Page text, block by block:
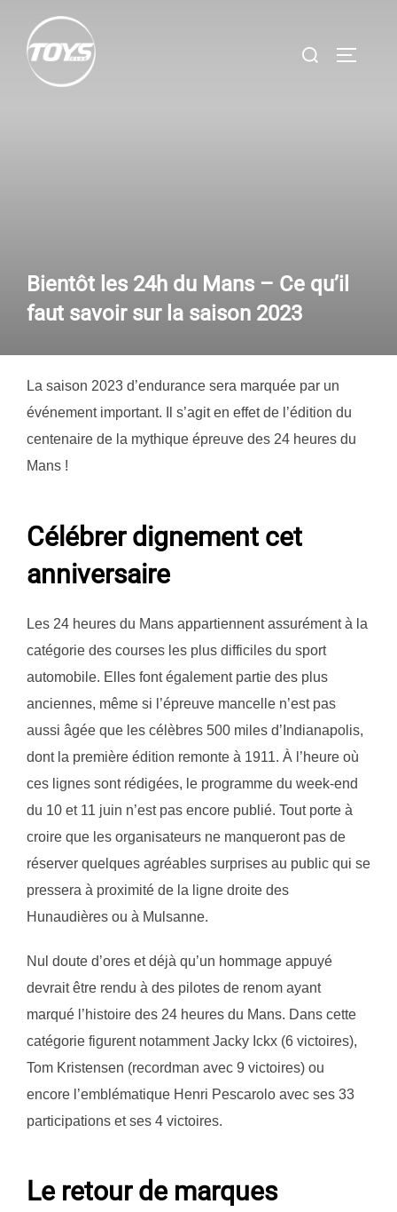
contenu
Rechercher :
Bientôt les 24h du Mans – Ce qu’il
faut savoir sur la saison 2023
La saison 2023 d’endurance sera marquée par un
événement important. Il s’agit en effet de l’édition du
centenaire de la mythique épreuve des 24 heures du
Mans !
Célébrer dignement cet
anniversaire
Les 24 heures du Mans appartiennent assurément à la
catégorie des courses les plus difficiles du sport
automobile. Elles font également partie des plus
anciennes, même si l’épreuve mancelle n’est pas
aussi âgée que les célèbres 500 miles d’Indianapolis,
dont la première édition remonte à 1911. À l’heure où
ces lignes sont rédigées, le programme du week-end
du 10 et 11 juin n’est pas encore publié. Tout porte à
croire que les organisateurs ne manqueront pas de
réserver quelques agréables surprises au public qui se
pressera à proximité de la ligne droite des
Hunaudières ou à Mulsanne.
Nul doute d’ores et déjà qu’un hommage appuyé
devrait être rendu à des pilotes de renom ayant
marqué l’histoire des 24 heures du Mans. Dans cette
catégorie figurent notamment Jacky Ickx (6 victoires),
Tom Kristensen (recordman avec 9 victoires) ou
encore l’emblématique Henri Pescarolo avec ses 33
participations et ses 4 victoires.
Le retour de marques